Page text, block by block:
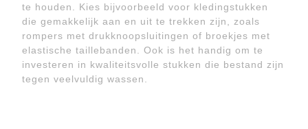
te houden. Kies bijvoorbeeld voor kledingstukken
die gemakkelijk aan en uit te trekken zijn, zoals
rompers met drukknoopsluitingen of broekjes met
elastische taillebanden. Ook is het handig om te
investeren in kwaliteitsvolle stukken die bestand zijn
tegen veelvuldig wassen.